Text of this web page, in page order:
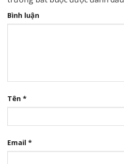
Bình luận
Tên *
Email *